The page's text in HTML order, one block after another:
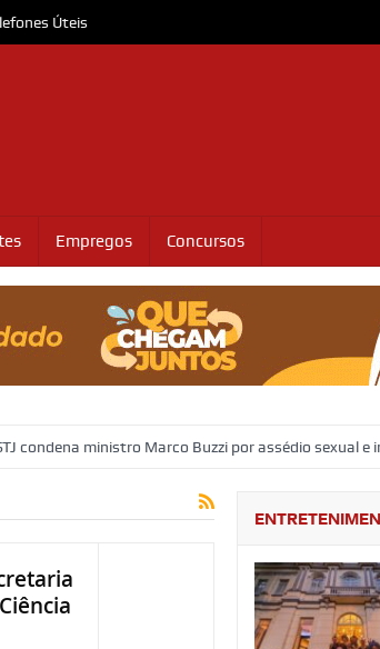
Úteis
Empregos Concursos
Marco Buzzi por assédio sexual e importunação